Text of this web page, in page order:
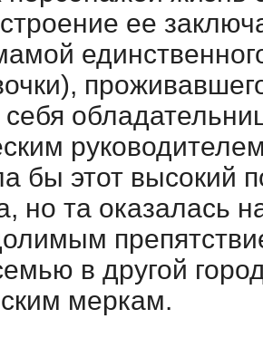
ее
себя
бы этот высокий
но та оказалась
в другой
меркам.